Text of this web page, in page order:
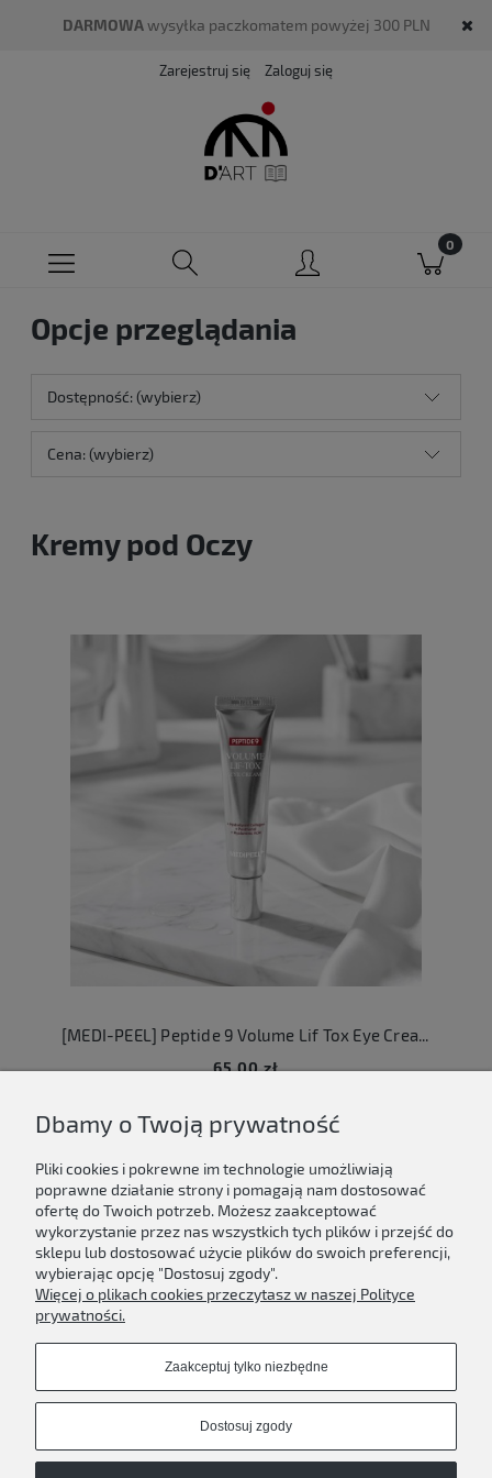
DARMOWAwysyłka paczkomatem powyżej 300 PLN
Zarejestruj się Zaloguj się
Opcje przeglądania
Dostępność: (wybierz)
Cena: (wybierz)
Kremy pod Oczy
65,00 zł
Do koszyka
Newsletter
Podaj swój adres e-mail, jeżeli chcesz otrzymywać
informacje o nowościach i promocjach.
Dbamy o Twoją prywatność
Pliki cookies i pokrewne im technologie umożliwiają
poprawne działanie strony i pomagają nam dostosować
ofertę do Twoich potrzeb. Możesz zaakceptować
wykorzystanie przez nas wszystkich tych plików i przejść do
sklepu lub dostosować użycie plików do swoich preferencji,
wybierając opcję "Dostosuj zgody".
Więcej o plikach cookies przeczytasz w naszej Polityce
prywatności.
Zaakceptuj tylko niezbędne
Dostosuj zgody